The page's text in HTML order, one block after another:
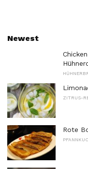
Newest
ZITRUS-
Rote